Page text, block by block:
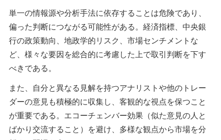
単一の情報源や分析手法に依存することは危険であり、
偏った判断につながる可能性がある。経済指標、中央銀
行の政策動向、地政学的リスク、市場センチメントな
ど、様々な要因を総合的に考慮した上で取引判断を下す
べきである。
また、自分と異なる見解を持つアナリストや他のトレー
ダーの意見も積極的に収集し、客観的な視点を保つこと
が重要である。エコーチェンバー効果（似た意見の人と
ばかり交流すること）を避け、多様な観点から市場を分